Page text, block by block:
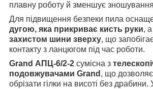
плавну роботу й зменшує
Для підвищення безпеки пила
дугою, яка прикриває кисть руки,
захистом шини зверху, що
контакту з ланцюгом під час роботи.
Grand АПЦ-6/2-2 сумісна з
подовжувачами Grand , що
обрізати гілки на висоті без драбини.